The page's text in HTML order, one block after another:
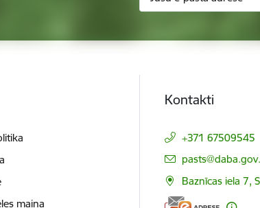
maiņa
Kontakti
+371 67509545
E-pasts:
Baznīcas iela 7,